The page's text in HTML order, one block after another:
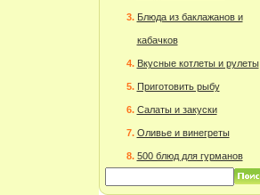
Блюда из баклажанов и
кабачков
Вкусные котлеты и рулеты
Приготовить рыбу
Салаты и закуски
Оливье и винегреты
500 блюд для гурманов